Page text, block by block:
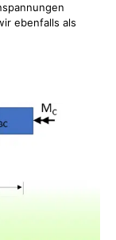
ebenfalls als